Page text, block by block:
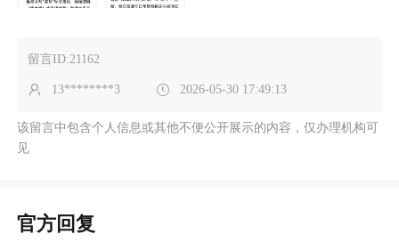
留言ID:21162
13********3 2026-05-30 17:49:13
该留言中包含个人信息或其他不便公开展示的内容，仅办理机构可
见
官方回复